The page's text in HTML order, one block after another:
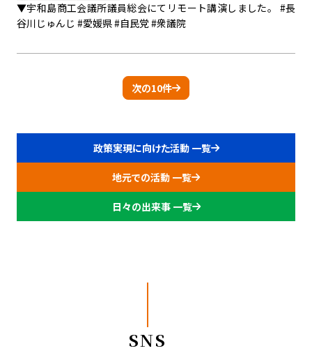
▼宇和島商工会議所議員総会にてリモート講演しました。 #長
谷川じゅんじ #愛媛県 #自民党 #衆議院
次の10件
政策実現に向けた活動 一覧
地元での活動 一覧
日々の出来事 一覧
SNS